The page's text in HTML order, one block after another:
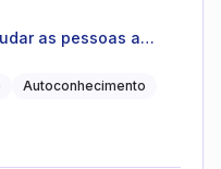
as pessoas a
Autoconhecimento